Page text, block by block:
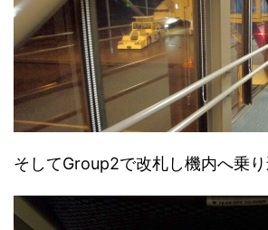
そしてGroup2で改札し機内へ乗り